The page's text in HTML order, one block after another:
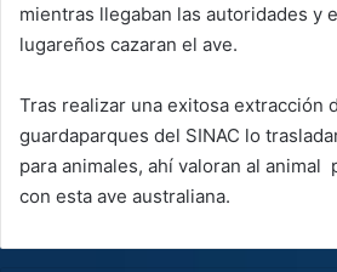
mientras llegaban las autoridades y
lugareños cazaran el ave.
Tras realizar una exitosa extracción
guardaparques del SINAC lo
para animales, ahí valoran al animal
con esta ave australiana.